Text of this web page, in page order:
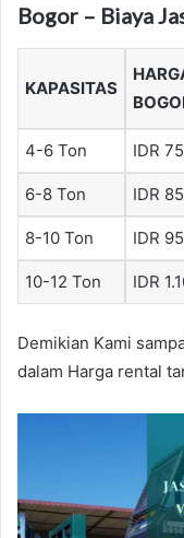
Bogor – Biaya
KAPASITAS
4-6 Ton IDR
6-8 Ton IDR
8-10 Ton IDR
10-12 Ton IDR
Demikian Kami
dalam Harga rental